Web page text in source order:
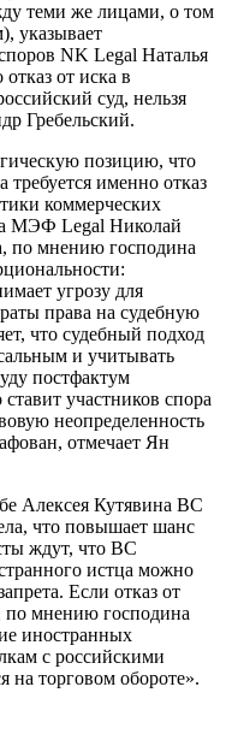
теми же лицами, о том
указывает
NK Legal Наталья
от иска в
суд, нельзя
Гребельский.
позицию, что
требуется именно отказ
коммерческих
МЭФ Legal Николай
по мнению господина
угрозу для
права на судебную
что судебный подход
и учитывать
постфактум
участников спора
неопределенность
отмечает Ян
Алексея Кутявина ВС
что повышает шанс
ждут, что ВС
истца можно
Если отказ от
по мнению господина
иностранных
с российскими
на торговом обороте».